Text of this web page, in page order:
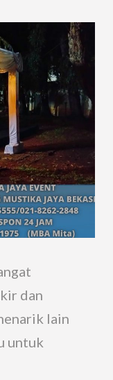
dan
lain
untuk